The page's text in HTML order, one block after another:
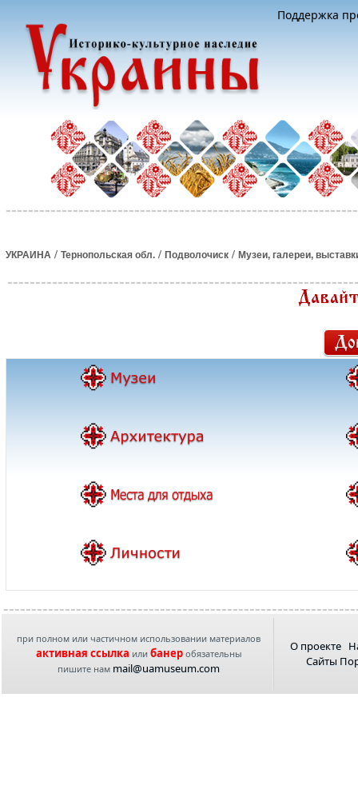
Поддержка
УКРАИНА / Тернопольская обл. / Подволочиск / Музеи, галереи,
при полном или частичном использовании материалов
активная ссылка или банеробязательны
пишите нам mail@uamuseum.com
О проекте
Сайты